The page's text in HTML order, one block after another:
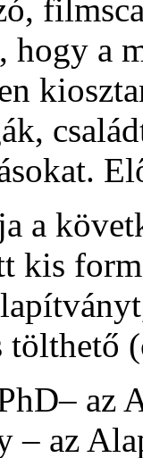
hogy a
a
kis
tölthető
az
– az